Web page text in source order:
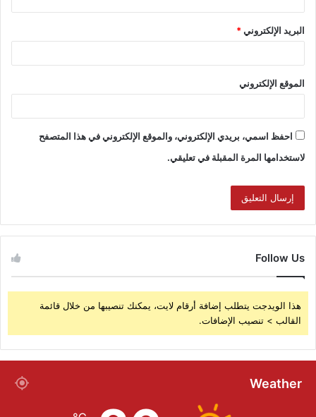
البريد الإلكتروني*
الموقع الإلكتروني
احفظ اسمي، بريدي الإلكتروني، والموقع الإلكتروني في هذا المتصفح
لاستخدامها المرة المقبلة في تعليقي.
Follow Us
هذا الويدجت يتطلب إضافة أرقام لايت، يمكنك تنصيبها من خلال قائمة
القالب > تنصيب الإضافات.
Weather